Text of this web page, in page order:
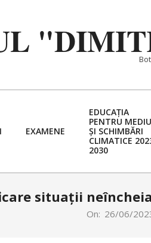
EXAMENE
EDUCAȚIA
PENTRU MEDIU
ȘI SCHIMBĂRI
CLIMATICE
2030
situații
On: 26/06/